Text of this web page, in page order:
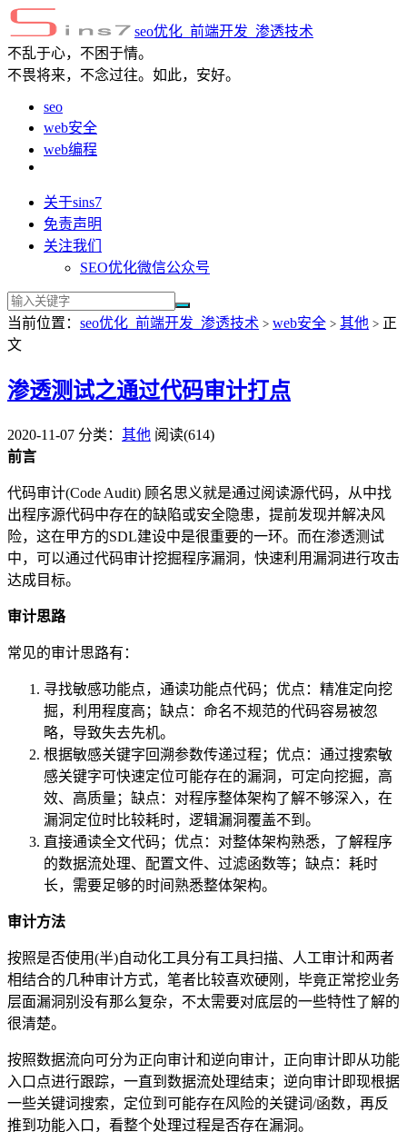
seo优化_前端开发_渗透技术
不乱于心，不困于情。
不畏将来，不念过往。如此，安好。
seo
web安全
web编程
关于sins7
免责声明
关注我们
SEO优化微信公众号
当前位置： seo优化_前端开发_渗透技术 > web安全 > 其他 > 正
文
渗透测试之通过代码审计打点
2020-11-07 分类： 其他 阅读(614)
前言
代码审计(Code Audit) 顾名思义就是通过阅读源代码，从中找
出程序源代码中存在的缺陷或安全隐患，提前发现并解决风
险，这在甲方的SDL建设中是很重要的一环。而在渗透测试
中，可以通过代码审计挖掘程序漏洞，快速利用漏洞进行攻击
达成目标。
审计思路
常见的审计思路有：
寻找敏感功能点，通读功能点代码；优点：精准定向挖
掘，利用程度高；缺点：命名不规范的代码容易被忽
略，导致失去先机。
根据敏感关键字回溯参数传递过程；优点：通过搜索敏
感关键字可快速定位可能存在的漏洞，可定向挖掘，高
效、高质量；缺点：对程序整体架构了解不够深入，在
漏洞定位时比较耗时，逻辑漏洞覆盖不到。
直接通读全文代码；优点：对整体架构熟悉，了解程序
的数据流处理、配置文件、过滤函数等；缺点：耗时
长，需要足够的时间熟悉整体架构。
审计方法
按照是否使用(半)自动化工具分有工具扫描、人工审计和两者
相结合的几种审计方式，笔者比较喜欢硬刚，毕竟正常挖业务
层面漏洞别没有那么复杂，不太需要对底层的一些特性了解的
很清楚。
按照数据流向可分为正向审计和逆向审计，正向审计即从功能
入口点进行跟踪，一直到数据流处理结束；逆向审计即现根据
一些关键词搜索，定位到可能存在风险的关键词/函数，再反
推到功能入口，看整个处理过程是否存在漏洞。